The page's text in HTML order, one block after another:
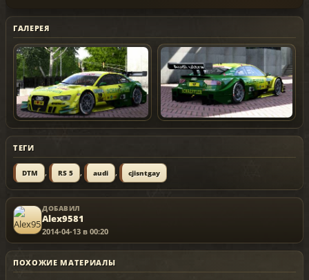
ГАЛЕРЕЯ
ТЕГИ
DTM , RS 5 , audi , cjisntgay
ДОБАВИЛ
Alex9581
2014-04-13 в 00:20
ПОХОЖИЕ МАТЕРИАЛЫ